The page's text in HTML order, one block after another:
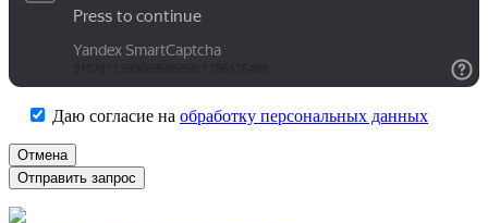
Даю согласие на обработку персональных данных
Отмена